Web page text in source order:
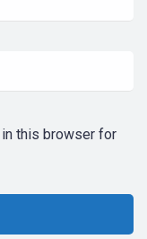
in this browser for